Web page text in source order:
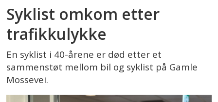
Syklist omkom etter
trafikkulykke
En syklist i 40-årene er død etter et
sammenstøt mellom bil og syklist på Gamle
Mossevei.